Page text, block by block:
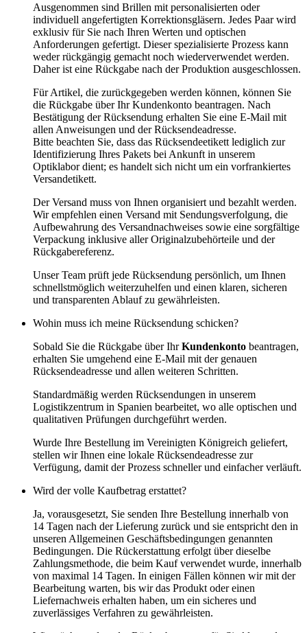
Ausgenommen sind Brillen mit personalisierten oder
individuell angefertigten Korrektionsgläsern. Jedes Paar wird
exklusiv für Sie nach Ihren Werten und optischen
Anforderungen gefertigt. Dieser spezialisierte Prozess kann
weder rückgängig gemacht noch wiederverwendet werden.
Daher ist eine Rückgabe nach der Produktion ausgeschlossen.
Für Artikel, die zurückgegeben werden können, können Sie
die Rückgabe über Ihr Kundenkonto beantragen. Nach
Bestätigung der Rücksendung erhalten Sie eine E-Mail mit
allen Anweisungen und der Rücksendeadresse.
Bitte beachten Sie, dass das Rücksendeetikett lediglich zur
Identifizierung Ihres Pakets bei Ankunft in unserem
Optiklabor dient; es handelt sich nicht um ein vorfrankiertes
Versandetikett.
Der Versand muss von Ihnen organisiert und bezahlt werden.
Wir empfehlen einen Versand mit Sendungsverfolgung, die
Aufbewahrung des Versandnachweises sowie eine sorgfältige
Verpackung inklusive aller Originalzubehörteile und der
Rückgabereferenz.
Unser Team prüft jede Rücksendung persönlich, um Ihnen
schnellstmöglich weiterzuhelfen und einen klaren, sicheren
und transparenten Ablauf zu gewährleisten.
Wohin muss ich meine Rücksendung schicken?
Sobald Sie die Rückgabe über IhrKundenkonto beantragen,
erhalten Sie umgehend eine E-Mail mit der genauen
Rücksendeadresse und allen weiteren Schritten.
Standardmäßig werden Rücksendungen in unserem
Logistikzentrum in Spanien bearbeitet, wo alle optischen und
qualitativen Prüfungen durchgeführt werden.
Wurde Ihre Bestellung im Vereinigten Königreich geliefert,
stellen wir Ihnen eine lokale Rücksendeadresse zur
Verfügung, damit der Prozess schneller und einfacher verläuft.
Wird der volle Kaufbetrag erstattet?
Ja, vorausgesetzt, Sie senden Ihre Bestellung innerhalb von
14 Tagen nach der Lieferung zurück und sie entspricht den in
unseren Allgemeinen Geschäftsbedingungen genannten
Bedingungen. Die Rückerstattung erfolgt über dieselbe
Zahlungsmethode, die beim Kauf verwendet wurde, innerhalb
von maximal 14 Tagen. In einigen Fällen können wir mit der
Bearbeitung warten, bis wir das Produkt oder einen
Liefernachweis erhalten haben, um ein sicheres und
zuverlässiges Verfahren zu gewährleisten.